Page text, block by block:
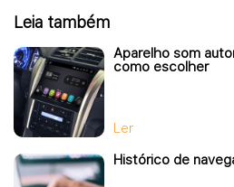
Leia também
Aparelho som
como escolher
Ler
Histórico de